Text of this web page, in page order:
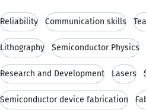
Reliability Communication skills
Lithography Semiconductor Physics
Research and Development Lasers
Semiconductor device fabrication